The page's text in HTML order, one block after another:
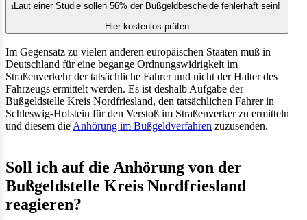
1 Laut einer Studie sollen 56% der Bußgeldbescheide fehlerhaft sein!
Hier kostenlos prüfen
Im Gegensatz zu vielen anderen europäischen Staaten muß in
Deutschland für eine begange Ordnungswidrigkeit im
Straßenverkehr der tatsächliche Fahrer und nicht der Halter des
Fahrzeugs ermittelt werden. Es ist deshalb Aufgabe der
Bußgeldstelle Kreis Nordfriesland, den tatsächlichen Fahrer in
Schleswig-Holstein für den Verstoß im Straßenverker zu ermitteln
und diesem die Anhörung im Bußgeldverfahren zuzusenden.
Soll ich auf die Anhörung von der
Bußgeldstelle Kreis Nordfriesland
reagieren?